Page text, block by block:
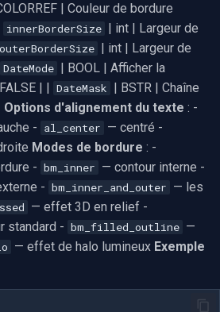
ABUS
Basler
Mobotix
Avigilon
AVTech
LILIN
Zavio
| Couleur de bordure
innerBorderSize | int | Largeur de
outerBorderSize | int | Largeur de
DateMode | BOOL | Afficher la
| | DateMask | BSTR | Chaîne
Options d'alignement du texte : -
- al_center — centré -
Modes de bordure : -
- bm_inner — contour interne -
- bm_inner_and_outer — les
— effet 3D en relief -
standard - bm_filled_outline —
— effet de halo lumineux Exemple